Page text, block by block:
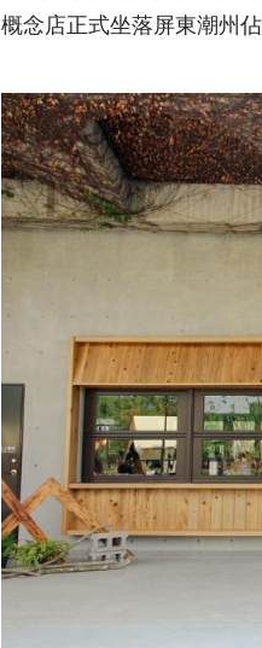
概念店正式坐落屏東潮州